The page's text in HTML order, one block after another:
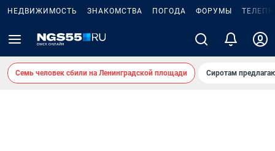
НЕДВИЖИМОСТЬ ЗНАКОМСТВА ПОГОДА ФОРУМЫ
Семь человек сбили на Ленинградской площади Сиротам